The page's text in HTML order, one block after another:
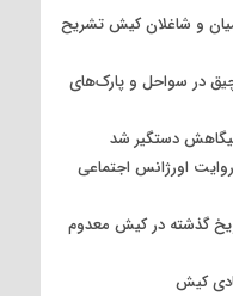
و شاغلان کیش تشریح
بهسازی و بازسازی ۲۱ آلاچیق در سواحل و پارک‌های
اورژانس اجتماعی
تاریخ گذشته در کیش معدوم
کیش